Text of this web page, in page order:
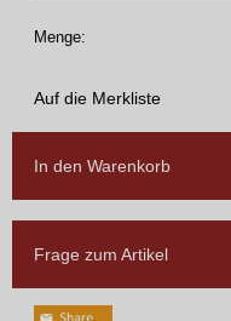
Menge:
Auf die Merkliste
In den Warenkorb
Frage zum Artikel